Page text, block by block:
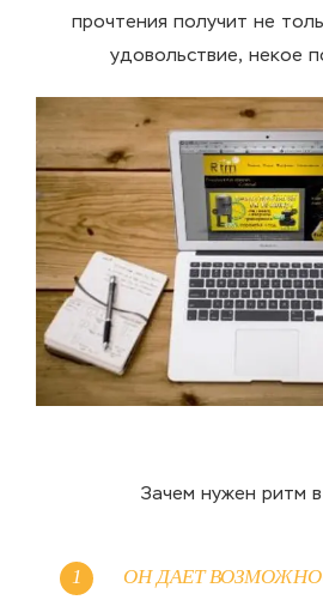
прочтения получит не
удовольствие, некое
Зачем нужен ритм
ОН ДАЕТ